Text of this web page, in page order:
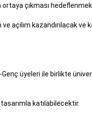
çıkması
açılım kazandırılacak
Genç üyeleri ile birlikte
katılabilecektir.